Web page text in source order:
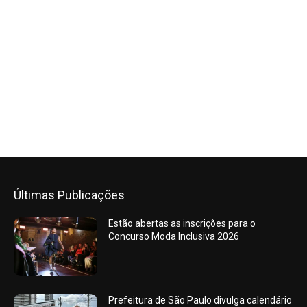
Últimas Publicações
Estão abertas as inscrições para o
Concurso Moda Inclusiva 2026
Prefeitura de São Paulo divulga calendário